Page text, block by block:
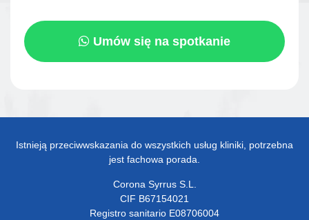
Umów się na spotkanie
Istnieją przeciwwskazania do wszystkich usług kliniki, potrzebna
jest fachowa porada.
Corona Syrrus S.L.
CIF B67154021
Registro sanitario E08706004